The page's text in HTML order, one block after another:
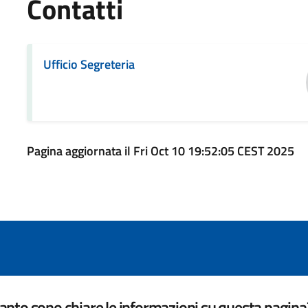
Contatti
Ufficio Segreteria
Pagina aggiornata il Fri Oct 10 19:52:05 CEST 2025